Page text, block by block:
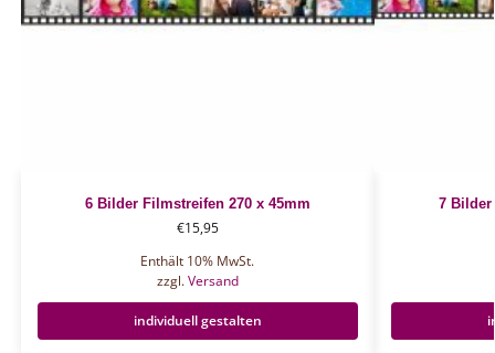
6 Bilder Filmstreifen 270 x 45mm
€15,95
Enthält 10% MwSt.
zzgl.Versand
individuell gestalten
7 Bilder